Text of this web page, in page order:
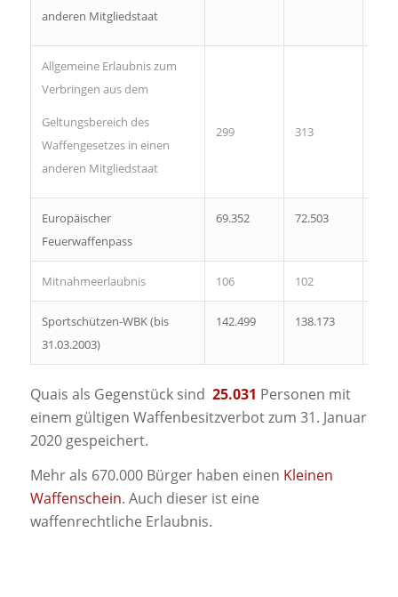
anderen Mitgliedstaat
Allgemeine Erlaubnis zum
Verbringen aus dem
Geltungsbereich des
Waffengesetzes in einen
anderen Mitgliedstaat
299 313
Europäischer
Feuerwaffenpass
69.352 72.503
Mitnahmeerlaubnis 106 102
Sportschützen-WBK (bis
31.03.2003)
142.499 138.173
Quais als Gegenstück sind 25.031 Personen mit
einem gültigen Waffenbesitzverbot zum 31. Januar
2020 gespeichert.
Mehr als 670.000 Bürger haben einen Kleinen
Waffenschein. Auch dieser ist eine
waffenrechtliche Erlaubnis.